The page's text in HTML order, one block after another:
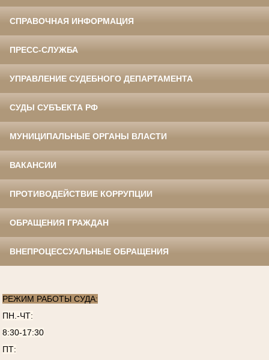
СПРАВОЧНАЯ ИНФОРМАЦИЯ
ПРЕСС-СЛУЖБА
УПРАВЛЕНИЕ СУДЕБНОГО ДЕПАРТАМЕНТА
СУДЫ СУБЪЕКТА РФ
МУНИЦИПАЛЬНЫЕ ОРГАНЫ ВЛАСТИ
ВАКАНСИИ
ПРОТИВОДЕЙСТВИЕ КОРРУПЦИИ
ОБРАЩЕНИЯ ГРАЖДАН
ВНЕПРОЦЕССУАЛЬНЫЕ ОБРАЩЕНИЯ
РЕЖИМ РАБОТЫ СУДА:
ПН.-ЧТ:
8:30-17:30
ПТ: